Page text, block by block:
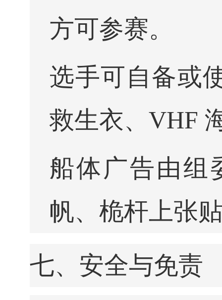
方可参赛。
选手可自备或
救生衣、VHF
船体广告由组
帆、桅杆上张
七、安全与免责